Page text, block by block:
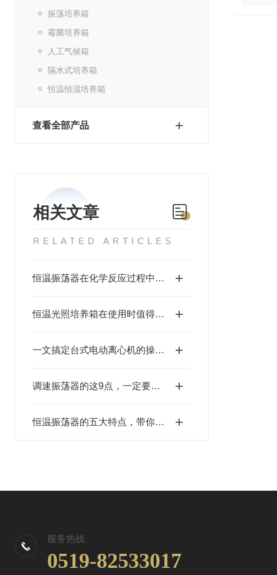
振荡培养箱
霉菌培养箱
人工气候箱
隔水式培养箱
恒温恒湿培养箱
查看全部产品
相关文章
RELATED ARTICLES
恒温振荡器在化学反应过程中的作用
恒温光照培养箱在使用时值得注意的地方
一文搞定台式电动离心机的操作使用方法
调速振荡器的这9点，一定要记牢
恒温振荡器的五大特点，带你了解一下！
服务热线
0519-82533017